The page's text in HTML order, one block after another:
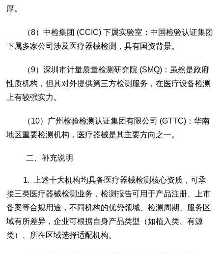
厚。
（8）中检集团 (CCIC) 下属实验室：中国检验认证集团
下属多家公司涉及医疗器械检测，具有国资背景。
（9）深圳市计量质量检测研究院 (SMQ)：虽然是政府
性质机构，但其对外提供第三方检测服务，在医疗设备检测
上有较强实力。
（10） 广州检验检测认证集团有限公司 (GTTC)：华南
地区重要检测机构，医疗器械是其主要方向之一。
二、补充说明
1. 上述十大机构均具备医疗器械检测核心资质，可承
接三类医疗器械检测业务，检测报告可用于产品注册、上市
备案等合规用途，不同机构的优势领域、检测周期、服务区
域有所差异，企业可根据自身产品类型（如植入类、有源
类）、所在区域选择适配机构。